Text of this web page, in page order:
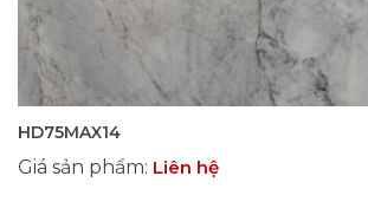
HD75MAX14
Giá sản phẩm: Liên hệ